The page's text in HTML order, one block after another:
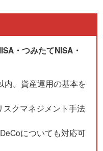
・つみたてNISA・
内。資産運用の基本を
クマネジメント手法
についても対応可